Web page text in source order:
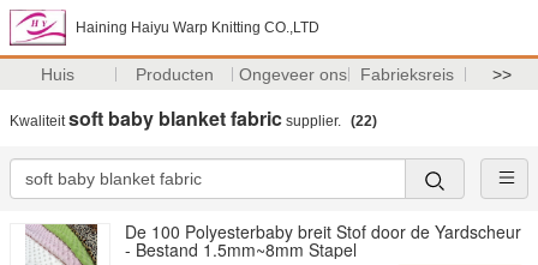
Haining Haiyu Warp Knitting CO.,LTD
Huis Producten Ongeveer ons Fabrieksreis >>
Kwaliteitsoft baby blanket fabric supplier. (22)
De 100 Polyesterbaby breit Stof door de Yardscheur
- Bestand 1.5mm~8mm Stapel